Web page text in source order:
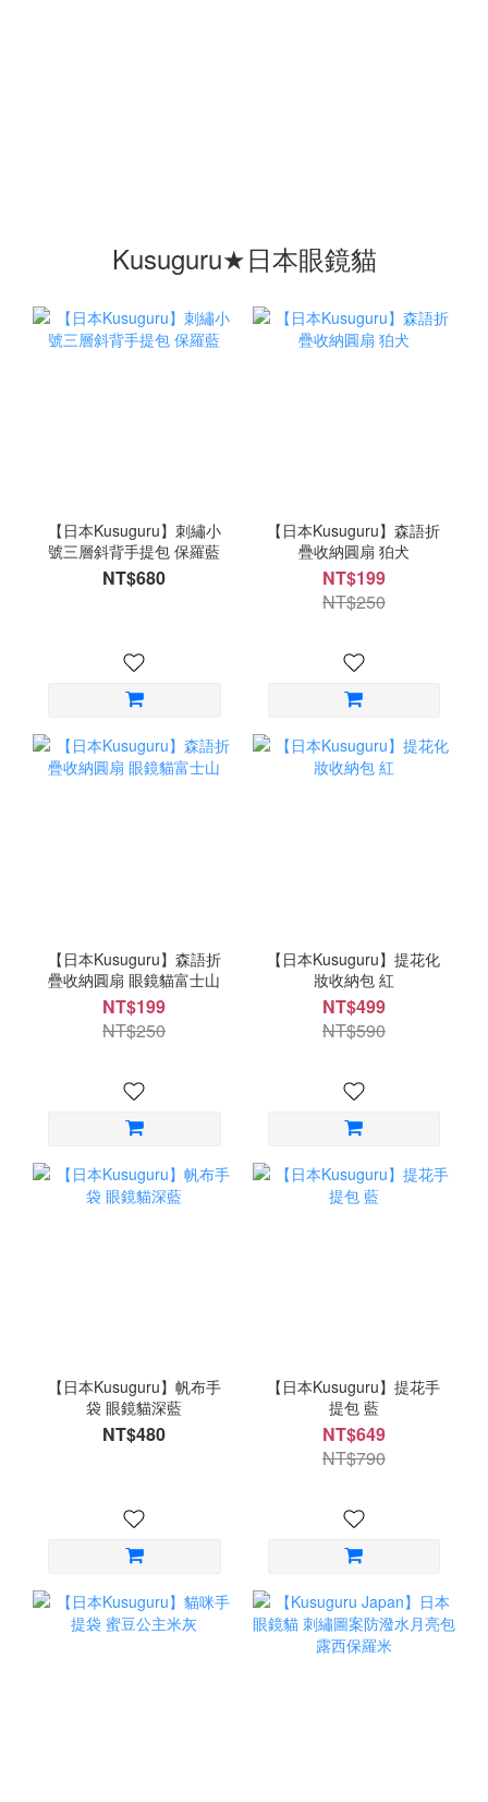
Kusuguru★日本眼鏡貓
【日本Kusuguru】刺繡小
號三層斜背手提包 保羅藍
NT$680
【日本Kusuguru】森語折
疊收納圓扇 狛犬
NT$199
NT$250
【日本Kusuguru】森語折
疊收納圓扇 眼鏡貓富士山
NT$199
NT$250
【日本Kusuguru】提花化
妝收納包 紅
NT$499
NT$590
【日本Kusuguru】帆布手
袋 眼鏡貓深藍
NT$480
【日本Kusuguru】提花手
提包 藍
NT$649
NT$790